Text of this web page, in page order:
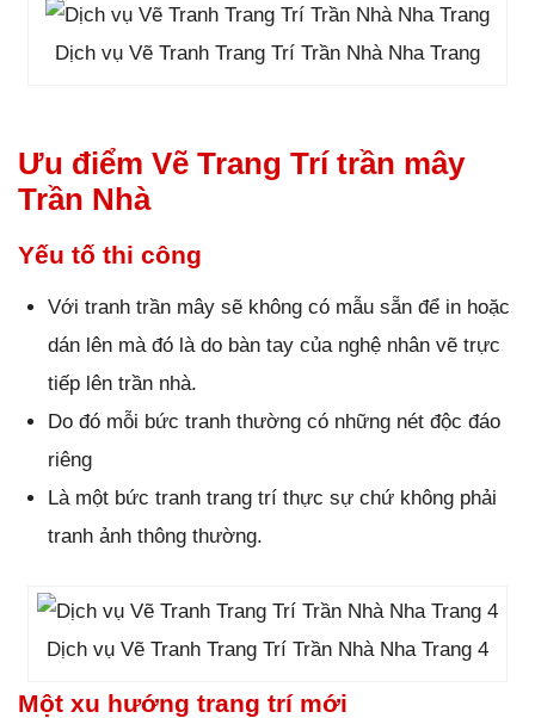
Dịch vụ Vẽ Tranh Trang Trí Trần Nhà Nha Trang
Ưu điểm Vẽ Trang Trí trần mây
Trần Nhà
Yếu tố thi công
Với tranh trần mây sẽ không có mẫu sẵn để in hoặc
dán lên mà đó là do bàn tay của nghệ nhân vẽ trực
tiếp lên trần nhà.
Do đó mỗi bức tranh thường có những nét độc đáo
riêng
Là một bức tranh trang trí thực sự chứ không phải
tranh ảnh thông thường.
Dịch vụ Vẽ Tranh Trang Trí Trần Nhà Nha Trang 4
Một xu hướng trang trí mới